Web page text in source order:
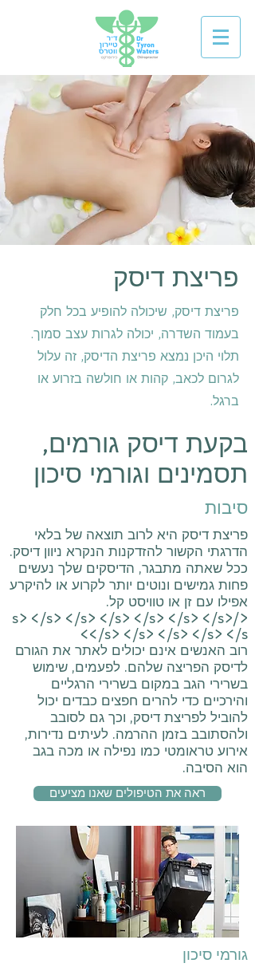
פריצת דיסק
פריצת דיסק, שיכולה להופיע בכל חלק
בעמוד השדרה, יכולה לגרות עצב סמוך.
תלוי היכן נמצא פריצת הדיסק, זה עלול
לגרום לכאב, קהות או חולשה בזרוע או
ברגל.
בקעת דיסק גורמים,
תסמינים וגורמי סיכון
סיבות
פריצת דיסק היא לרוב תוצאה של בלאי
הדרגתי הקשור להזדקנות הנקרא ניוון דיסק.
ככל שאתה מתבגר, הדיסקים שלך נעשים
פחות גמישים ונוטים יותר לקרוע או להיקרע
אפילו עם זן או טוויסט קל.
</s> </s> </s> </s> </s> </s> </s>
</s> </s> </s> </s> </s>
רוב האנשים אינם יכולים לאתר את הגורם
לדיסק הפריצה שלהם. לפעמים, שימוש
בשרירי הגב במקום בשרירי הרגליים
והירכיים כדי להרים חפצים כבדים יכול
להוביל לפריצת דיסק, וכך גם לסובב
ולהסתובב בזמן ההרמה. לעיתים נדירות,
אירוע טראומטי כמו נפילה או מכה בגב
הוא הסיבה.
ראה את הטיפולים שאנו מציעים
גורמי סיכון